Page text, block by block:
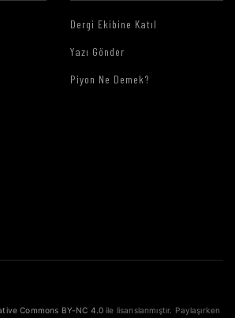
Dergi Ekibine Katıl
Yazı Gönder
Piyon Ne Demek?
Commons BY-NC 4.0 ile lisanslanmıştır. Paylaşırken